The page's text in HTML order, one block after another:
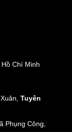
Chí Minh
Tuyên
Phụng Công,